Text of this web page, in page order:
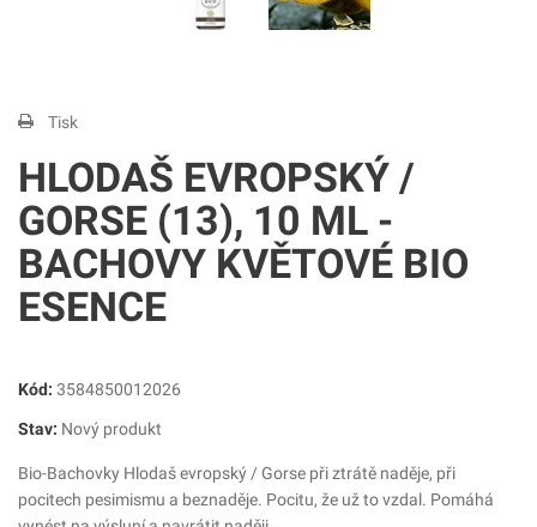
Tisk
HLODAŠ EVROPSKÝ /
GORSE (13), 10 ML -
BACHOVY KVĚTOVÉ BIO
ESENCE
Kód: 3584850012026
Stav: Nový produkt
Bio-Bachovky Hlodaš evropský / Gorse při ztrátě naděje, při
pocitech pesimismu a beznaděje. Pocitu, že už to vzdal. Pomáhá